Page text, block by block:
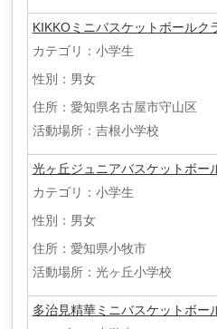
KIKKOミニバスケットボールク
カテゴリ：小学生
性別：男女
住所：愛知県名古屋市守山区
活動場所：吉根小学校
光ヶ丘ジュニアバスケットボー
カテゴリ：小学生
性別：男女
住所：愛知県小牧市
活動場所：光ヶ丘小学校
多治見精華ミニバスケットボー